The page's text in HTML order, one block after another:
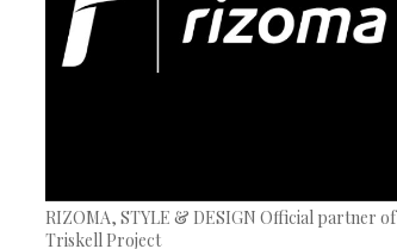
RIZOMA, STYLE & DESIGN Official partner of
Triskell Project